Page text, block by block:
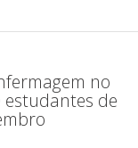
no
estudantes de